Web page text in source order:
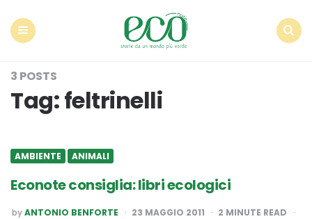
3 POSTS
Tag:feltrinelli
AMBIENTE ANIMALI
Econote consiglia: libri ecologici
POSTED
byANTONIO BENFORTE 23 MAGGIO 2011 2 MINUTE READ